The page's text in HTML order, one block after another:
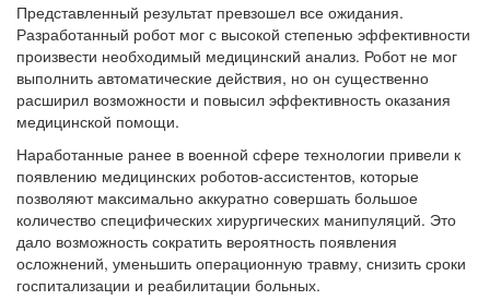
Представленный результат превзошел все ожидания.
Разработанный робот мог с высокой степенью эффективности
произвести необходимый медицинский анализ. Робот не мог
выполнить автоматические действия, но он существенно
расширил возможности и повысил эффективность оказания
медицинской помощи.
Наработанные ранее в военной сфере технологии привели к
появлению медицинских роботов-ассистентов, которые
позволяют максимально аккуратно совершать большое
количество специфических хирургических манипуляций. Это
дало возможность сократить вероятность появления
осложнений, уменьшить операционную травму, снизить сроки
госпитализации и реабилитации больных.